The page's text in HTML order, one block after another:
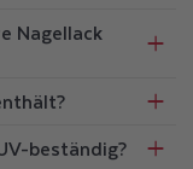
Nagellack
beständig?